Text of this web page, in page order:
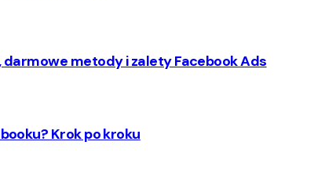
metody i zalety Facebook Ads
Krok po kroku